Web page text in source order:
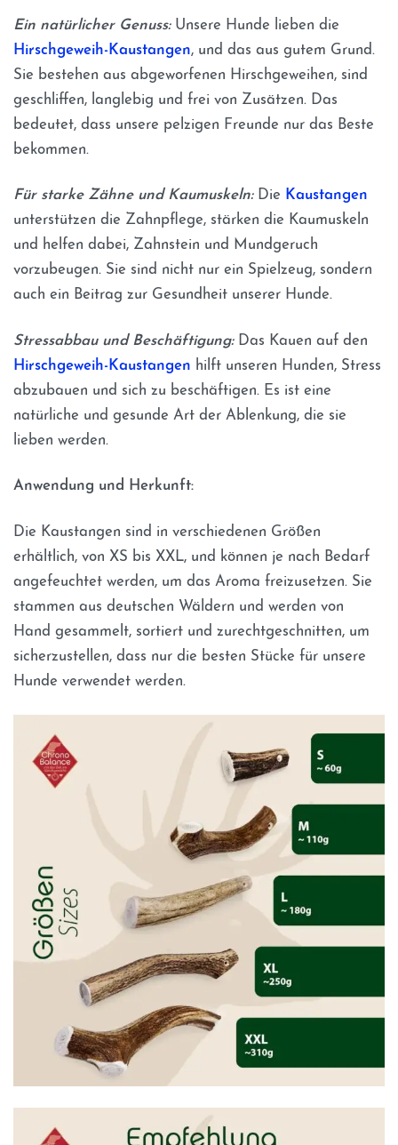
Ein natürlicher Genuss:Unsere Hunde lieben die
Hirschgeweih-Kaustangen, und das aus gutem Grund.
Sie bestehen aus abgeworfenen Hirschgeweihen, sind
geschliffen, langlebig und frei von Zusätzen. Das
bedeutet, dass unsere pelzigen Freunde nur das Beste
bekommen.
Für starke Zähne und Kaumuskeln:Die Kaustangen
unterstützen die Zahnpflege, stärken die Kaumuskeln
und helfen dabei, Zahnstein und Mundgeruch
vorzubeugen. Sie sind nicht nur ein Spielzeug, sondern
auch ein Beitrag zur Gesundheit unserer Hunde.
Stressabbau und Beschäftigung:Das Kauen auf den
Hirschgeweih-Kaustangen hilft unseren Hunden, Stress
abzubauen und sich zu beschäftigen. Es ist eine
natürliche und gesunde Art der Ablenkung, die sie
lieben werden.
Anwendung und Herkunft:
Die Kaustangen sind in verschiedenen Größen
erhältlich, von XS bis XXL, und können je nach Bedarf
angefeuchtet werden, um das Aroma freizusetzen. Sie
stammen aus deutschen Wäldern und werden von
Hand gesammelt, sortiert und zurechtgeschnitten, um
sicherzustellen, dass nur die besten Stücke für unsere
Hunde verwendet werden.